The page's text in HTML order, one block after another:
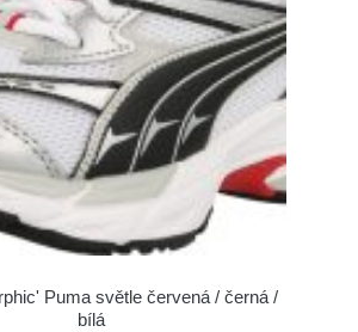
Puma světle červená / černá /
bílá